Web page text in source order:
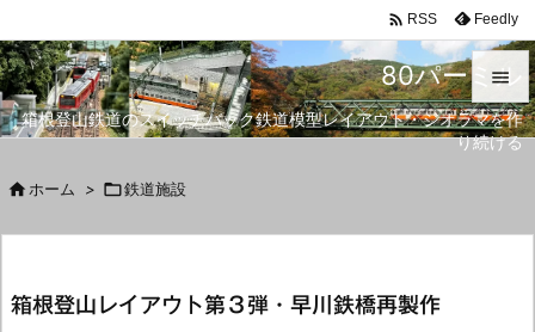
80パーミル
箱根登山鉄道のスイッチバック鉄道模型レイアウト・ジオラマを作
り続ける


メニュ
 RSS Feedly
 ホーム > 鉄道施設
箱根登山レイアウト第３弾・早川鉄橋再製作